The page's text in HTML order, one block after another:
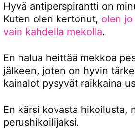
Hyvä antiperspirantti on
Kuten olen kertonut, olen
vain kahdella mekolla.
En halua heittää mekkoa
jälkeen, joten on hyvin
kainalot pysyvät raikkaina
En kärsi kovasta hikoilusta,
perushikoilijaksi.